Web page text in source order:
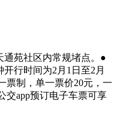
苑社区内常规堵点。●
行时间为2月1日至2月
制，单一票价20元，一
交app预订电子车票可享